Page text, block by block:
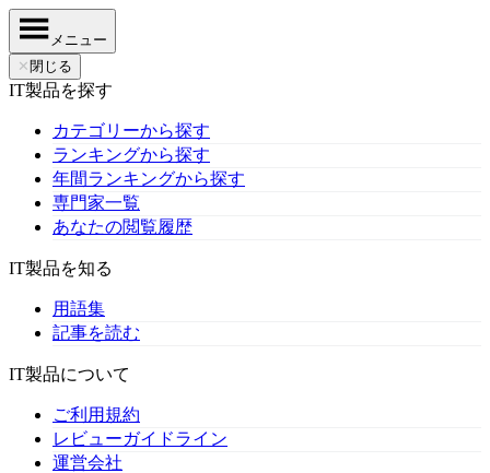
メニュー
✕ 閉じる
IT製品を探す
カテゴリーから探す
ランキングから探す
年間ランキングから探す
専門家一覧
あなたの閲覧履歴
IT製品を知る
用語集
記事を読む
IT製品について
ご利用規約
レビューガイドライン
運営会社